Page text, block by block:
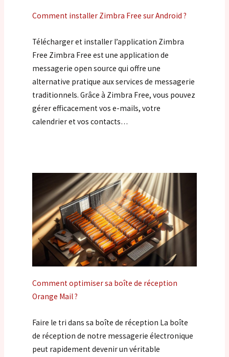
Comment installer Zimbra Free sur Android ?
Télécharger et installer l’application Zimbra
Free Zimbra Free est une application de
messagerie open source qui offre une
alternative pratique aux services de messagerie
traditionnels. Grâce à Zimbra Free, vous pouvez
gérer efficacement vos e-mails, votre
calendrier et vos contacts…
Comment optimiser sa boîte de réception
Orange Mail ?
Faire le tri dans sa boîte de réception La boîte
de réception de notre messagerie électronique
peut rapidement devenir un véritable